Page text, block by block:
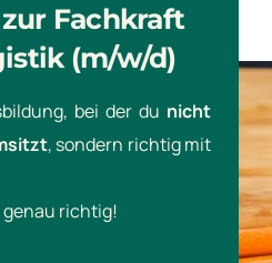
Fachkraft
(m/w/d)
bei der du nicht
, sondern richtig mit
genau richtig!